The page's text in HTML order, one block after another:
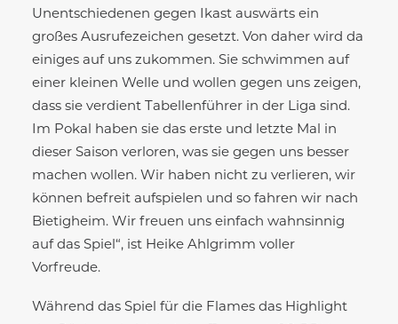
Unentschiedenen gegen Ikast auswärts ein
großes Ausrufezeichen gesetzt. Von daher wird da
einiges auf uns zukommen. Sie schwimmen auf
einer kleinen Welle und wollen gegen uns zeigen,
dass sie verdient Tabellenführer in der Liga sind.
Im Pokal haben sie das erste und letzte Mal in
dieser Saison verloren, was sie gegen uns besser
machen wollen. Wir haben nicht zu verlieren, wir
können befreit aufspielen und so fahren wir nach
Bietigheim. Wir freuen uns einfach wahnsinnig
auf das Spiel“, ist Heike Ahlgrimm voller
Vorfreude.
Während das Spiel für die Flames das Highlight